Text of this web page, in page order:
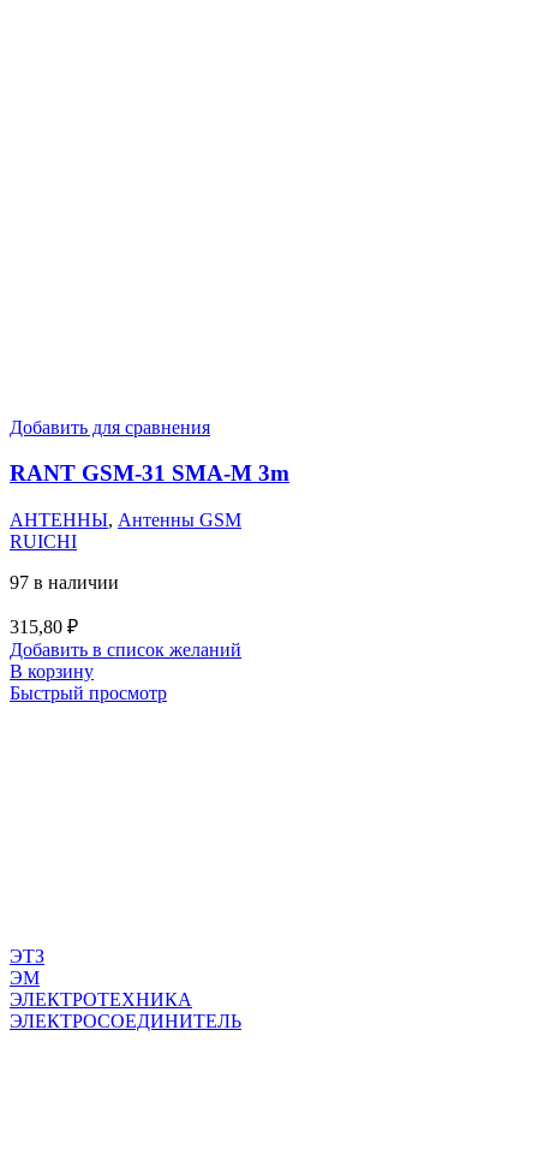
Добавить для сравнения
RANT GSM-31 SMA-M 3m
АНТЕННЫ, Антенны GSM
RUICHI
97 в наличии
315,80 ₽
Добавить в список желаний
В корзину
Быстрый просмотр
ЭТЗ
ЭМ
ЭЛЕКТРОТЕХНИКА
ЭЛЕКТРОСОЕДИНИТЕЛЬ